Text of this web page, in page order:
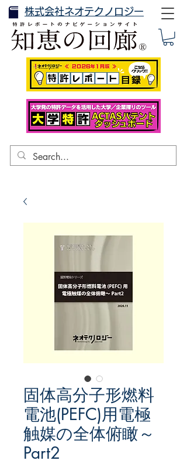
株式会社ネオテクノロジー
固体高分子形燃料
電池(PEFC)用電極
触媒の全体俯瞰～
Part2